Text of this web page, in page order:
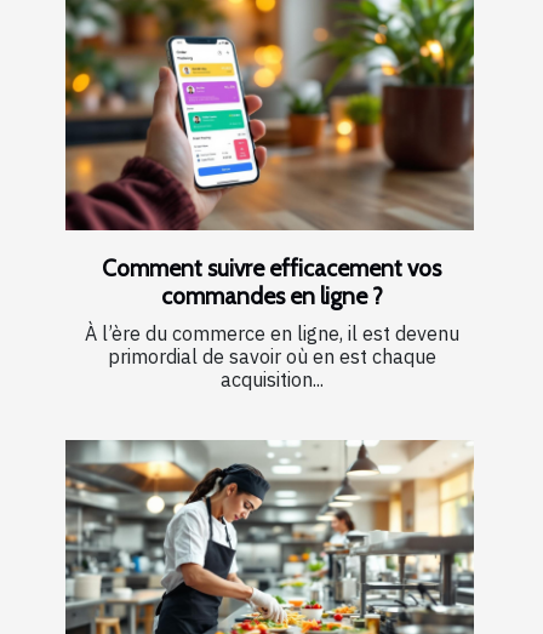
Comment suivre efficacement vos
commandes en ligne ?
À l’ère du commerce en ligne, il est devenu
primordial de savoir où en est chaque
acquisition...